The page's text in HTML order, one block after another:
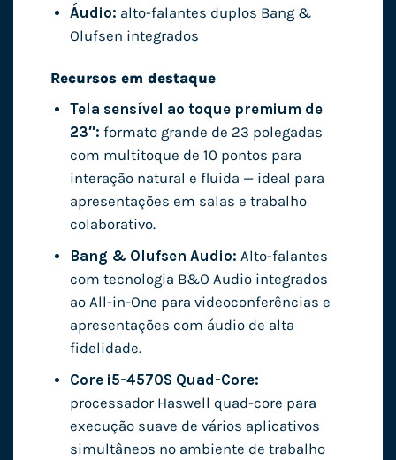
Áudio: alto-falantes duplos Bang &
Olufsen integrados
Recursos em destaque
Tela sensível ao toque premium de
23″: formato grande de 23 polegadas
com multitoque de 10 pontos para
interação natural e fluida — ideal para
apresentações em salas e trabalho
colaborativo.
Bang & Olufsen Audio: Alto-falantes
com tecnologia B&O Audio integrados
ao All-in-One para videoconferências e
apresentações com áudio de alta
fidelidade.
Core i5-4570S Quad-Core:
processador Haswell quad-core para
execução suave de vários aplicativos
simultâneos no ambiente de trabalho